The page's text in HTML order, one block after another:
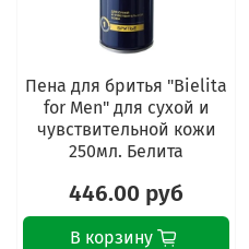
Пена для бритья "Bielita
for Men" для сухой и
чувствительной кожи
250мл. Белита
446.00 руб
В корзину